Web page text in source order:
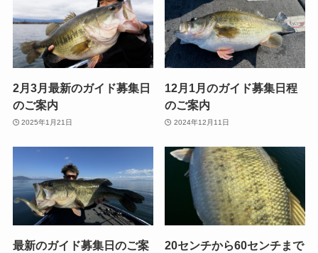
2月3月最新のガイド募集日
のご案内
2025年1月21日
12月1月のガイド募集日程
のご案内
2024年12月11日
最新のガイド募集日のご案
20センチから60センチまで